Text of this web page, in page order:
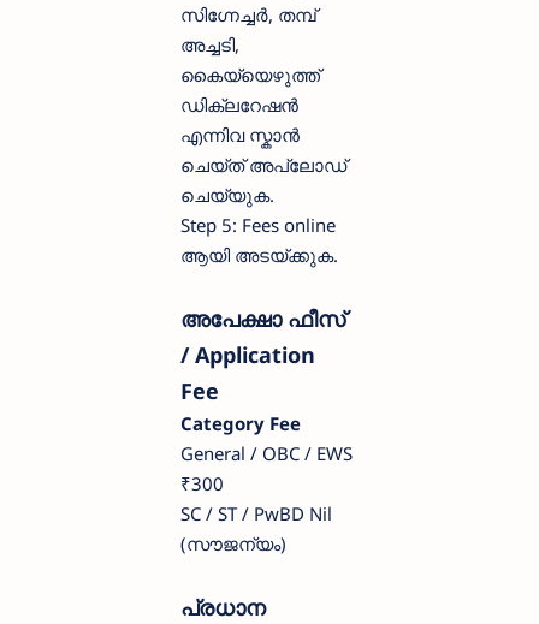
സിഗ്നേച്ചർ, തമ്പ്
അച്ചടി,
കൈയ്യെഴുത്ത്
ഡിക്ലറേഷൻ
എന്നിവ സ്കാൻ
ചെയ്ത് അപ്ലോഡ്
ചെയ്യുക.
Step 5: Fees online
ആയി അടയ്ക്കുക.
അപേക്ഷാ ഫീസ്
/ Application
Fee
Category Fee
General / OBC / EWS
₹300
SC / ST / PwBD Nil
(സൗജന്യം)
പ്രധാന